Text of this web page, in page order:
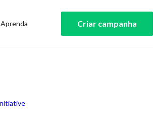
Aprenda Criar campanha